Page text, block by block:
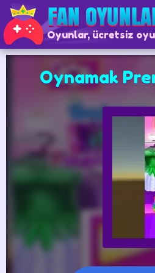
Oyunlar, ücretsiz
Oynamak